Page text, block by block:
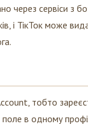
через сервіси з
і ТікТок може
тобто
в одному